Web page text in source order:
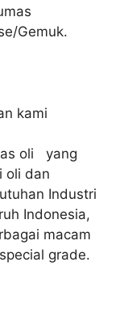
Gemuk.
kami
oli yang
oli dan
Industri
Indonesia,
macam
grade.